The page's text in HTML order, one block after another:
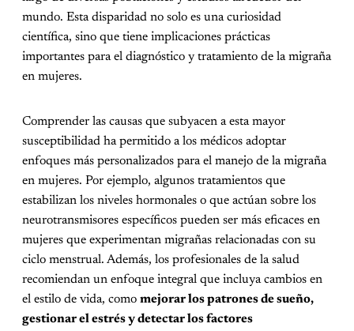
mundo. Esta disparidad no solo es una curiosidad
científica, sino que tiene implicaciones prácticas
importantes para el diagnóstico y tratamiento de la migraña
en mujeres.
Comprender las causas que subyacen a esta mayor
susceptibilidad ha permitido a los médicos adoptar
enfoques más personalizados para el manejo de la migraña
en mujeres. Por ejemplo, algunos tratamientos que
estabilizan los niveles hormonales o que actúan sobre los
neurotransmisores específicos pueden ser más eficaces en
mujeres que experimentan migrañas relacionadas con su
ciclo menstrual. Además, los profesionales de la salud
recomiendan un enfoque integral que incluya cambios en
el estilo de vida, como mejorar los patrones de sueño,
gestionar el estrés y detectar los factores